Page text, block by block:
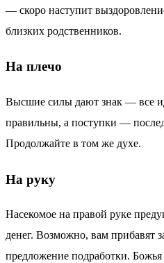
— скоро наступит
близких родственников.
На плечо
Высшие силы дают знак — все
правильны, а поступки —
Продолжайте в том же духе.
На руку
Насекомое на правой руке
денег. Возможно, вам прибавят
предложение подработки.